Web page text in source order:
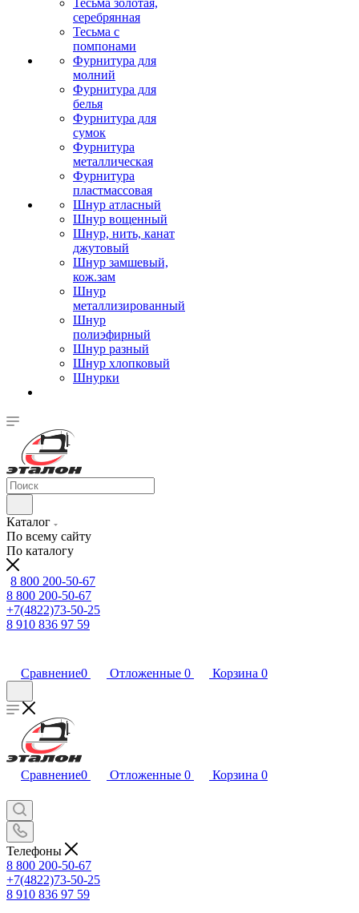
Тесьма золотая,
серебрянная
Тесьма с
помпонами
Фурнитура для
молний
Фурнитура для
белья
Фурнитура для
сумок
Фурнитура
металлическая
Фурнитура
пластмассовая
Шнур атласный
Шнур вощенный
Шнур, нить, канат
джутовый
Шнур замшевый,
кож.зам
Шнур
металлизированный
Шнур
полиэфирный
Шнур разный
Шнур хлопковый
Шнурки
Каталог
По всему сайту
По каталогу
8 800 200-50-67
8 800 200-50-67
+7(4822)73-50-25
8 910 836 97 59
Сравнение0 Отложенные 0 Корзина 0
Сравнение0 Отложенные 0 Корзина 0
Телефоны
8 800 200-50-67
+7(4822)73-50-25
8 910 836 97 59